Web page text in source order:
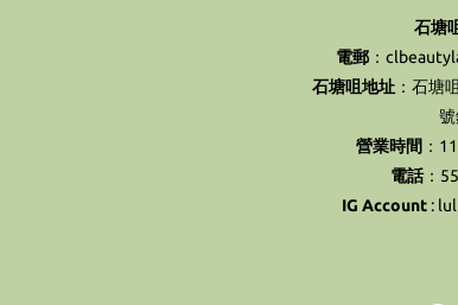
石塘
電郵：
石塘咀地址：石塘
營業時間 ：
電話：
IG Account :